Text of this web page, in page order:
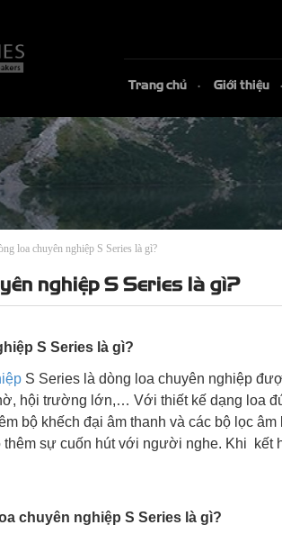
Trang chủ Giới thiệu
loa chuyên nghiệp S Series là gì?
nghiệp S Series là gì?
S Series là gì?
S Series là dòng loa chuyên nghiệp
hội trường lớn,… Với thiết kế dạng loa
bộ khếch đại âm thanh và các bộ lọc
thêm sự cuốn hút với người nghe. Khi kết
chuyên nghiệp S Series là gì?